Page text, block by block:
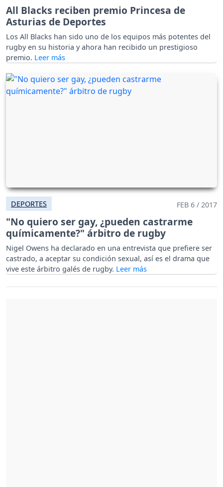
All Blacks reciben premio Princesa de
Asturias de Deportes
Los All Blacks han sido uno de los equipos más potentes del
rugby en su historia y ahora han recibido un prestigioso
premio.
DEPORTES FEB 6 / 2017
"No quiero ser gay, ¿pueden castrarme
químicamente?" árbitro de rugby
Nigel Owens ha declarado en una entrevista que prefiere ser
castrado, a aceptar su condición sexual, así es el drama que
vive este árbitro galés de rugby.